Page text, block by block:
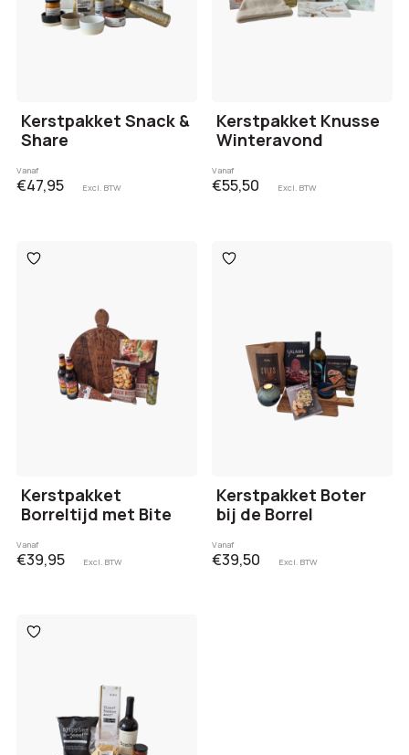
Kerstpakket Snack &
Share
Vanaf
€47,95 Excl. BTW
Kerstpakket Knusse
Winteravond
Vanaf
€55,50 Excl. BTW
Toevoegen
aan
Kerstpakket
Borreltijd met Bite
Vanaf
€39,95 Excl. BTW
Toevoegen
aan
Kerstpakket Boter
bij de Borrel
Vanaf
€39,50 Excl. BTW
Toevoegen
aan